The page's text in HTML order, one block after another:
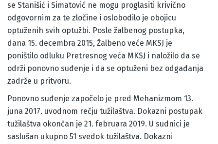
se Stanišić i Simatović ne mogu proglasiti krivično
odgovornim za te zločine i oslobodilo je obojicu
optuženih svih optužbi. Posle žalbenog postupka,
dana 15. decembra 2015, Žalbeno veće MKSJ je
poništilo odluku Pretresnog veća MKSJ i naložilo da se
održi ponovno suđenje i da se optuženi bez odgađanja
zadrže u pritvoru.
Ponovno suđenje započelo je pred Mehanizmom 13.
juna 2017. uvodnom rečju tužilaštva. Dokazni postupak
tužilaštva okončan je 21. februara 2019. U sudnici je
saslušan ukupno 51 svedok tužilaštva. Dokazni